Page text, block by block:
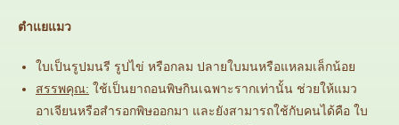
ตำแยแมว
ใบเป็นรูปมนรี รูปไข่ หรือกลม ปลายใบมนหรือแหลมเล็กน้อย
สรรพคุณ: ใช้เป็นยาถอนพิษกินเฉพาะรากเท่านั้น ช่วยให้แมว
อาเจียนหรือสำรอกพิษออกมา และยังสามารถใช้กับคนได้คือ ใบ